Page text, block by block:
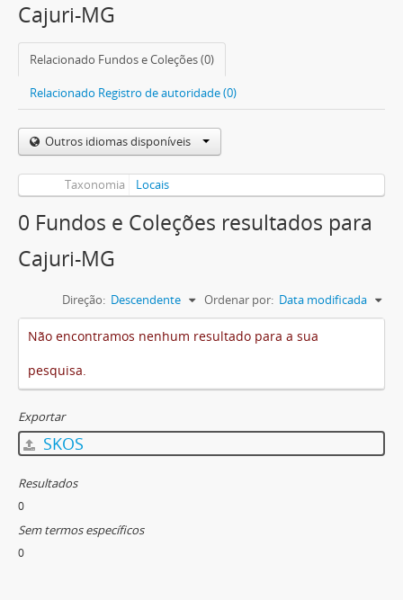
Cajuri-MG
Relacionado Fundos e Coleções (0)
Relacionado Registro de autoridade (0)
Outros idiomas disponíveis
Taxonomia Locais
0 Fundos e Coleções resultados para
Cajuri-MG
Ordenar por: Data modificada
Direção: Descendente
Não encontramos nenhum resultado para a sua
pesquisa.
Exportar
SKOS
Resultados
0
Sem termos específicos
0